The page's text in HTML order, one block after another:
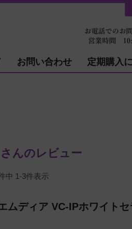
お問い合わせ 定期購入
んのレビュー
中 1-3件表示
ムディア VC-IPホワイトセ